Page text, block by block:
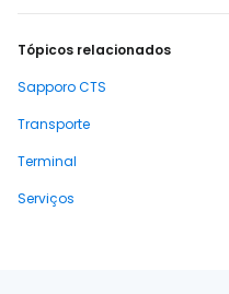
Tópicos relacionados
Sapporo CTS
Transporte
Terminal
Serviços